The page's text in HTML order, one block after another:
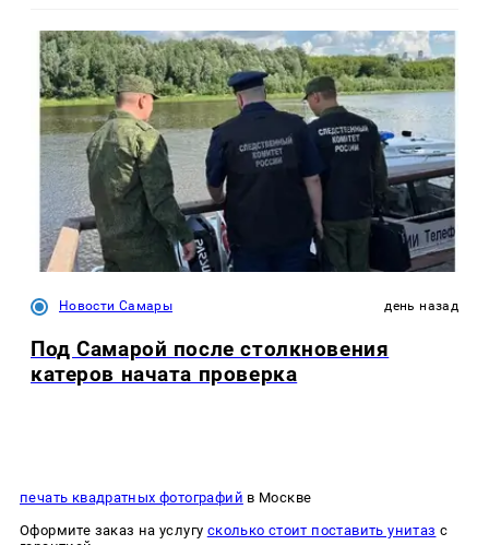
Новости Самары день назад
Под Самарой после столкновения
катеров начата проверка
печать квадратных фотографий в Москве
Оформите заказ на услугу сколько стоит поставить унитаз с